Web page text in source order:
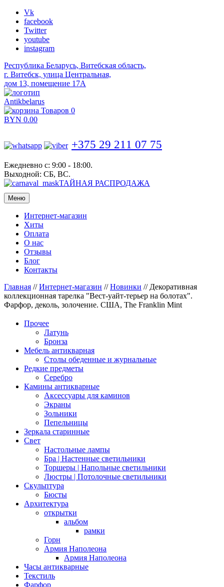
Vk
facebook
Twitter
youtube
instagram
Республика Беларусь, Витебская область,
г. Витебск, улица Центральная,
дом 13, помещение 17А
Antikbelarus
Товаров 0
BYN 0.00
+375 29 211 07 75
Ежедневно с: 9:00 - 18:00.
Выходной: СБ, ВС.
ТАЙНАЯ РАСПРОДАЖА
Меню
Интернет-магазин
Хиты
Оплата
О нас
Отзывы
Блог
Контакты
Главная //Интернет-магазин //Новинки // Декоративная
коллекционная тарелка "Вест-уайт-терьер на болотах".
Фарфор, деколь, золочение. США, The Franklin Mint
Прочее
Латунь
Бронза
Мебель антикварная
Столы обеденные и журнальные
Редкие предметы
Серебро
Камины антикварные
Аксессуары для каминов
Экраны
Зольники
Пепельницы
Зеркала старинные
Свет
Настольные лампы
Бра | Настенные светильники
Торшеры | Напольные светильники
Люстры | Потолочные светильники
Скульптура
Бюсты
Архитектура
открытки
альбом
рамки
Горн
Армия Наполеона
Армия Наполеона
Часы антикварные
Текстиль
Фарфор